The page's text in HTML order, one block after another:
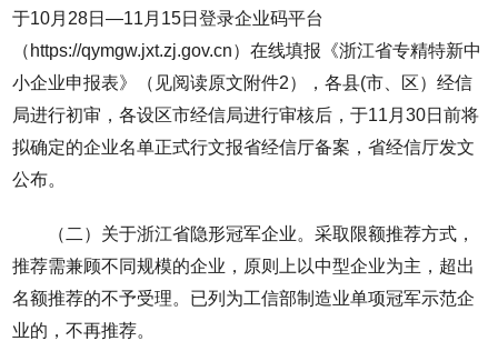
于10月28日—11月15日登录企业码平台
（https://qymgw.jxt.zj.gov.cn）在线填报《浙江省专精特新中
小企业申报表》（见阅读原文附件2），各县(市、区）经信
局进行初审，各设区市经信局进行审核后，于11月30日前将
拟确定的企业名单正式行文报省经信厅备案，省经信厅发文
公布。
（二）关于浙江省隐形冠军企业。采取限额推荐方式，
推荐需兼顾不同规模的企业，原则上以中型企业为主，超出
名额推荐的不予受理。已列为工信部制造业单项冠军示范企
业的，不再推荐。